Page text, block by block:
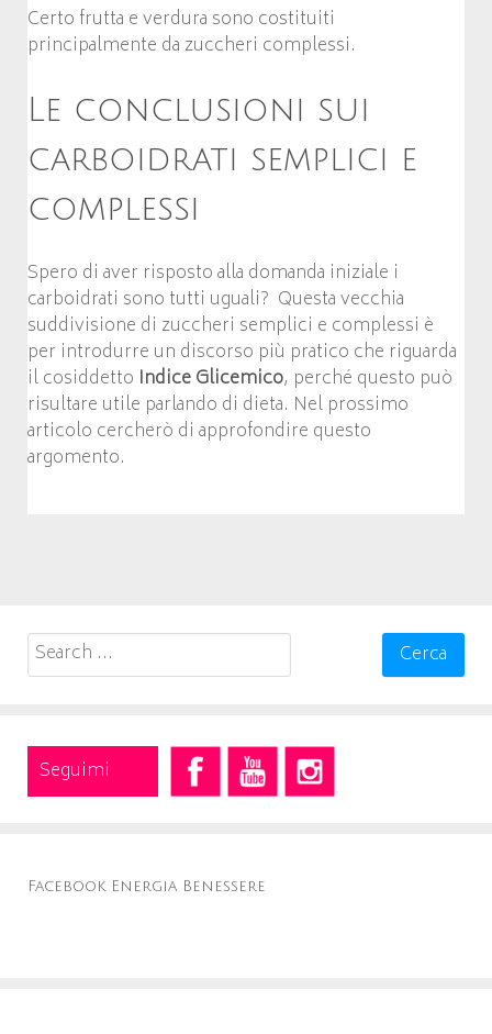
Certo frutta e verdura sono costituiti
principalmente da zuccheri complessi.
Le conclusioni sui
carboidrati semplici e
complessi
Spero di aver risposto alla domanda iniziale i
carboidrati sono tutti uguali? Questa vecchia
suddivisione di zuccheri semplici e complessi è
per introdurre un discorso più pratico che riguarda
il cosiddetto Indice Glicemico, perché questo può
risultare utile parlando di dieta. Nel prossimo
articolo cercherò di approfondire questo
argomento.
Search
for:
Seguimi
Facebook Energia Benessere